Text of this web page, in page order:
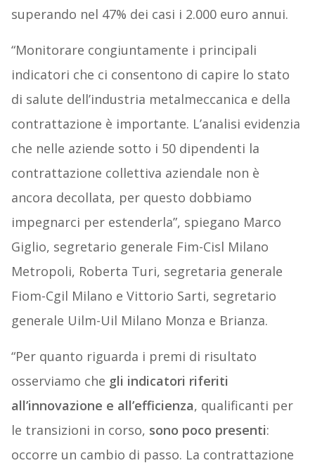
superando nel 47% dei casi i 2.000 euro annui.
“Monitorare congiuntamente i principali
indicatori che ci consentono di capire lo stato
di salute dell’industria metalmeccanica e della
contrattazione è importante. L’analisi evidenzia
che nelle aziende sotto i 50 dipendenti la
contrattazione collettiva aziendale non è
ancora decollata, per questo dobbiamo
impegnarci per estenderla”, spiegano Marco
Giglio, segretario generale Fim-Cisl Milano
Metropoli, Roberta Turi, segretaria generale
Fiom-Cgil Milano e Vittorio Sarti, segretario
generale Uilm-Uil Milano Monza e Brianza.
“Per quanto riguarda i premi di risultato
osserviamo che gli indicatori riferiti
all’innovazione e all’efficienza, qualificanti per
le transizioni in corso, sono poco presenti:
occorre un cambio di passo. La contrattazione